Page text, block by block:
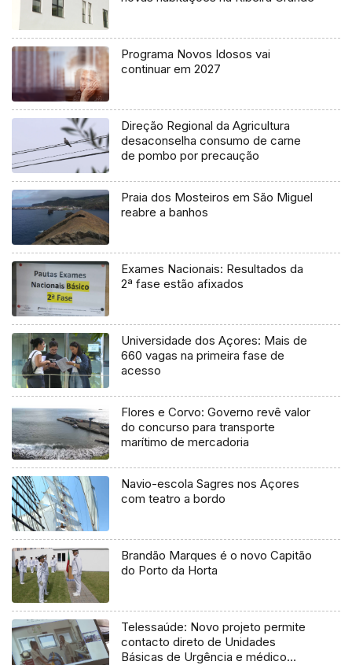
Programa Novos Idosos vai
continuar em 2027
Direção Regional da Agricultura
desaconselha consumo de carne
de pombo por precaução
Praia dos Mosteiros em São Miguel
reabre a banhos
Exames Nacionais: Resultados da
2ª fase estão afixados
Universidade dos Açores: Mais de
660 vagas na primeira fase de
acesso
Flores e Corvo: Governo revê valor
do concurso para transporte
marítimo de mercadoria
Navio-escola Sagres nos Açores
com teatro a bordo
Brandão Marques é o novo Capitão
do Porto da Horta
Telessaúde: Novo projeto permite
contacto direto de Unidades
Básicas de Urgência e médico